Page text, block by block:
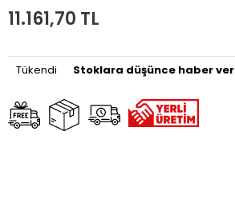
11.161,70 TL
Tükendi Stoklara düşünce haber ver